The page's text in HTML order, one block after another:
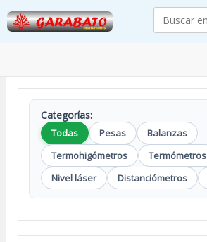
Categorías:
Todas Pesas
Balanzas
Termohigómetros
Termómetros
Nivel láser
Distanciómetros